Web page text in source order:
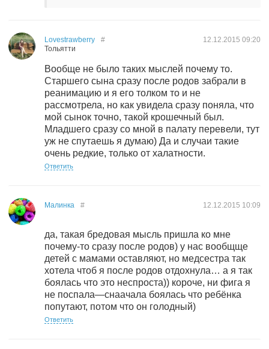
Lovestrawberry
Тольятти
12.12.2015 09:20
#
Вообще не было таких мыслей почему то.
Старшего сына сразу после родов забрали в
реанимацию и я его толком то и не
рассмотрела, но как увидела сразу поняла, что
мой сынок точно, такой крошечный был.
Младшего сразу со мной в палату перевели, тут
уж не спутаешь я думаю) Да и случаи такие
очень редкие, только от халатности.
Ответить
Малинка 12.12.2015 10:09
#
да, такая бредовая мысль пришла ко мне
почему-то сразу после родов) у нас вообщще
детей с мамами оставляют, но медсестра так
хотела чтоб я после родов отдохнула… а я так
боялась что это неспроста)) короче, ни фига я
не поспала—снаачала боялась что ребёнка
попутают, потом что он голодный)
Ответить